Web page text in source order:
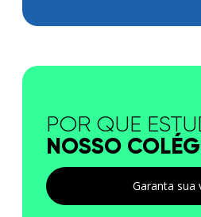
POR QUE
NOSSO
Garanta sua